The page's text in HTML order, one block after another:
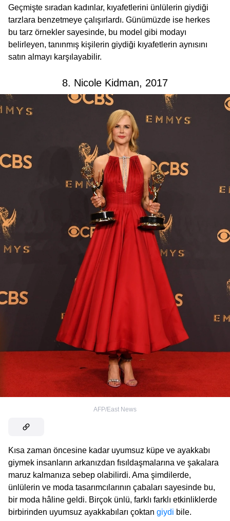
Geçmişte sıradan kadınlar, kıyafetlerini ünlülerin giydiği
tarzlara benzetmeye çalışırlardı. Günümüzde ise herkes
bu tarz örnekler sayesinde, bu model gibi modayı
belirleyen, tanınmış kişilerin giydiği kıyafetlerin aynısını
satın almayı karşılayabilir.
8. Nicole Kidman, 2017
AFP/East News
Kısa zaman öncesine kadar uyumsuz küpe ve ayakkabı
giymek insanların arkanızdan fısıldaşmalarına ve şakalara
maruz kalmanıza sebep olabilirdi. Ama şimdilerde,
ünlülerin ve moda tasarımcılarının çabaları sayesinde bu,
bir moda hâline geldi. Birçok ünlü, farklı farklı etkinliklerde
birbirinden uyumsuz ayakkabıları çoktan giydi bile.